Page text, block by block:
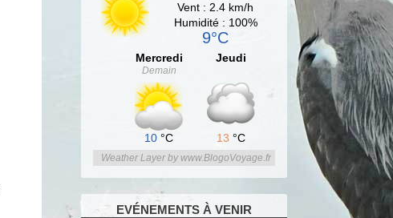
Vent : 2.4 km/h
Humidité : 100%
9°C
Mercredi
Demain
10 °C
Jeudi
13 °C
Weather Layer by www.BlogoVoyage.fr
EVÉNEMENTS À VENIR